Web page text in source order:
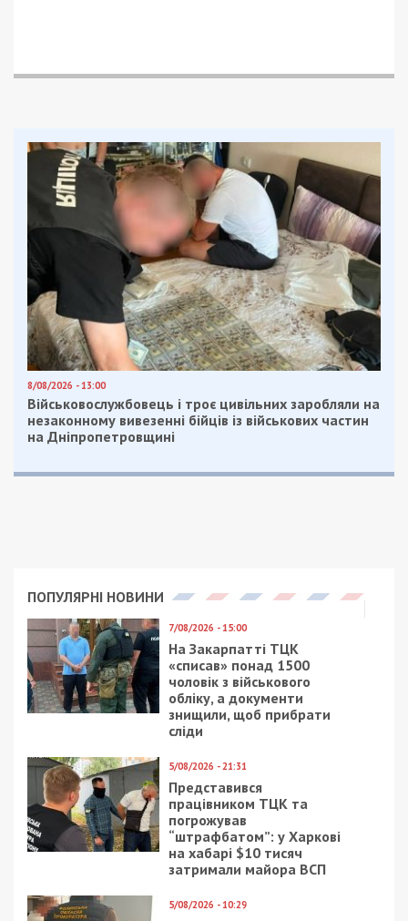
російських військових у разі захоплення
агента координував співробітник 9-го управління
Департаменту оперативної інформації 5-ї
служби ФСБ РФ Рінат Аміров. За його вказівкою
затриманий збирав та передавав дані про
кримінальні провадження в енергетичному
секторі України, які отримував через особисті
зв’язки у правоохоронних органах. Росія
планувала використати цю інформацію для
дискредитації та подальшого звільнення
тогочасного топменеджменту галузі.
Згодом зловмисника “перепідпорядкували”
воєнній розвідці РФ (більш відомій як ГРУ). Його
новим куратором став кадровий співробітник
російського гру Асланбек Актеміров.
Шпигунське проникнення та “мирні угоди”
Головним завданням Дямінова було лобіювання
технологічного захисту об’єктів критичної
інфраструктури. Цю інформацію ворог планував
використати для коригування ракетно-дронових
ударів та завдання максимальної шкоди
енергосистемі України.
Крім того, агент намагався організувати
неофіційні кулуарні переговори між
спецслужб, де планував нав’язати вигідні кремлю
умови так званої мирної угоди.
Затримання та обшуки
Контррозвідники СБУ спрацювали на
випередження та затримали фігуранта
працевлаштування до однієї зі структур.